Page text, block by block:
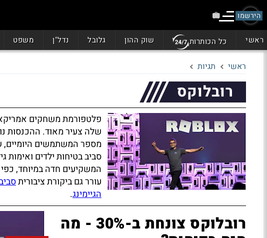
הירשמו
ראשי כל הכותרות שוק ההון גלובל נדל"ן משפט
ראשי תגיות
רובלוקס
פלטפורמת משחקים
שלה צעיר מאוד. ההכנסות
מספר המשתמשים
סביב בטיחות ילדים
המשקיעים חדה במיוחד, כפי
עורר גם ביקורת ציבורית
הגיימינג.
רובלוקס צונחת ב-30% - מה